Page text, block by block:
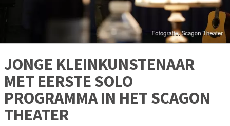
JONGE KLEINKUNSTENAAR
MET EERSTE SOLO
PROGRAMMA IN HET SCAGON
THEATER